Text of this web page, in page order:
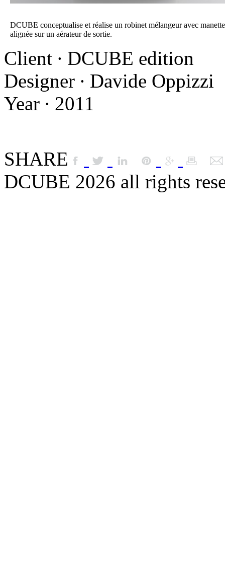
DCUBE conceptualise et réalise un robinet mélangeur avec manette
alignée sur un aérateur de sortie.
Client ∙ DCUBE edition
Designer ∙ Davide Oppizzi
Year ∙ 2011
SHARE
DCUBE 2026 all rights